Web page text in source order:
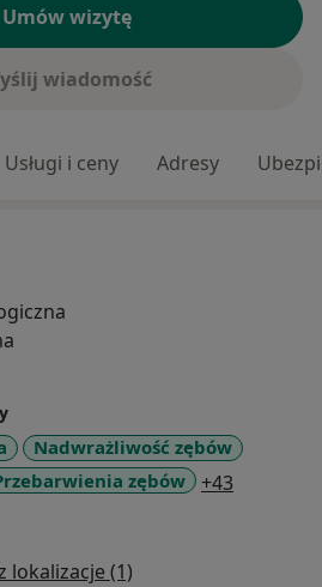
Umów wizytę
wiadomość
Usługi i ceny Adresy
Nadwrażliwość zębów
zębów +43
lokalizacje (1)